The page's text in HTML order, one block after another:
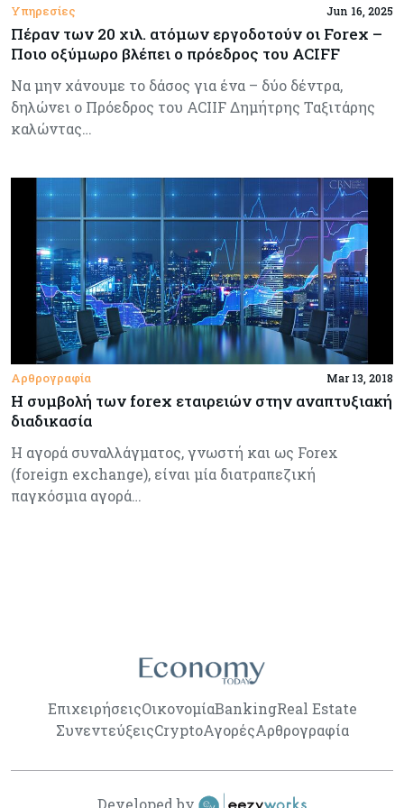
Υπηρεσίες Jun 16, 2025
Πέραν των 20 χιλ. ατόμων εργοδοτούν οι Forex –
Ποιο οξύμωρο βλέπει ο πρόεδρος του ACIFF
Να μην χάνουμε το δάσος για ένα – δύο δέντρα,
δηλώνει ο Πρόεδρος του ACIIF Δημήτρης Ταξιτάρης
καλώντας…
Αρθρογραφία Mar 13, 2018
Η συμβολή των forex εταιρειών στην αναπτυξιακή
διαδικασία
Η αγορά συναλλάγματος, γνωστή και ως Forex
(foreign exchange), είναι μία διατραπεζική
παγκόσμια αγορά…
ΕπιχειρήσειςΟικονομίαBankingReal Estate
ΣυνεντεύξειςCryptoΑγορέςΑρθρογραφία
Developed by